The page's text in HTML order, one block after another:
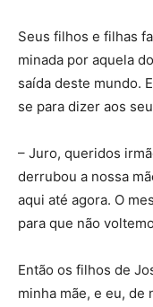
Seus filhos e filhas
minada por aquela
saída deste mundo.
se para dizer aos
– Juro, queridos
derrubou a nossa
aqui até agora. O
para que não
Então os filhos de
minha mãe, e eu, de